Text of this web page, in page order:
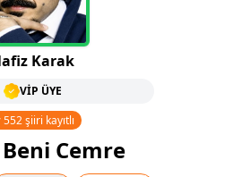
Karak
VİP ÜYE
552 şiiri kayıtlı
Cemre